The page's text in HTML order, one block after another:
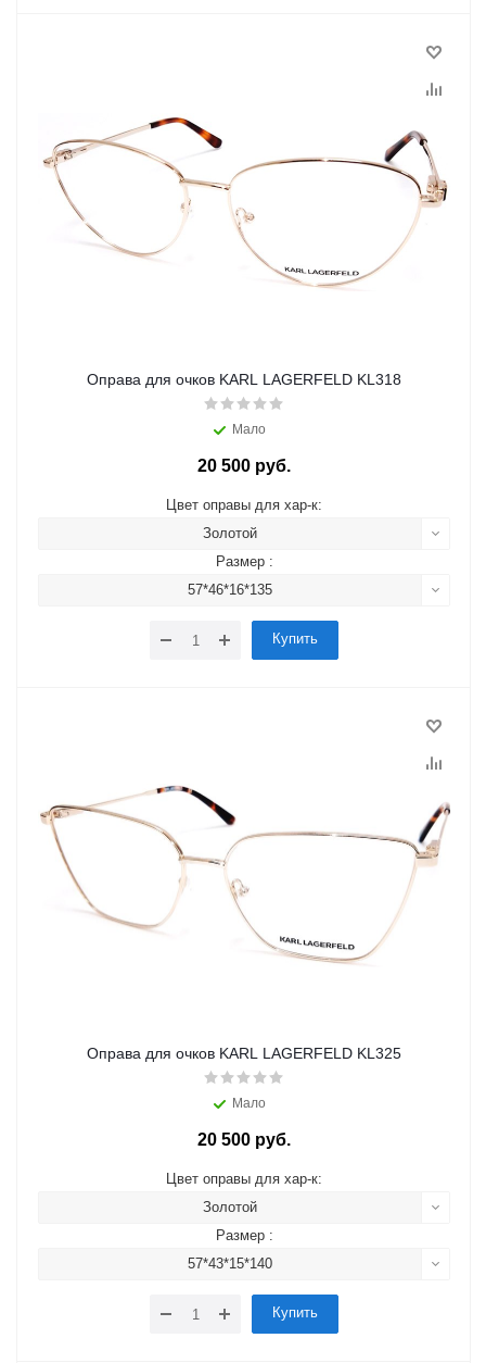
Оправа для очков KARL LAGERFELD KL318
Мало
20 500 руб.
Цвет оправы для хар-к:
Золотой
Размер :
57*46*16*135
Купить
Оправа для очков KARL LAGERFELD KL325
Мало
20 500 руб.
Цвет оправы для хар-к:
Золотой
Размер :
57*43*15*140
Купить